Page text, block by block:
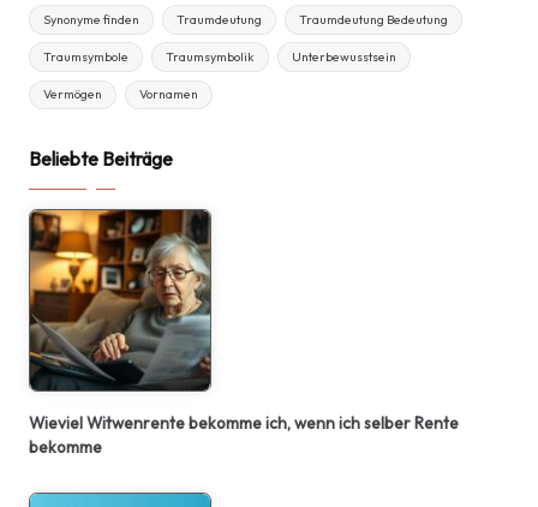
Synonyme finden Traumdeutung Traumdeutung Bedeutung
Traumsymbole Traumsymbolik Unterbewusstsein
Vermögen Vornamen
Beliebte Beiträge
Wieviel Witwenrente bekomme ich, wenn ich selber Rente
bekomme